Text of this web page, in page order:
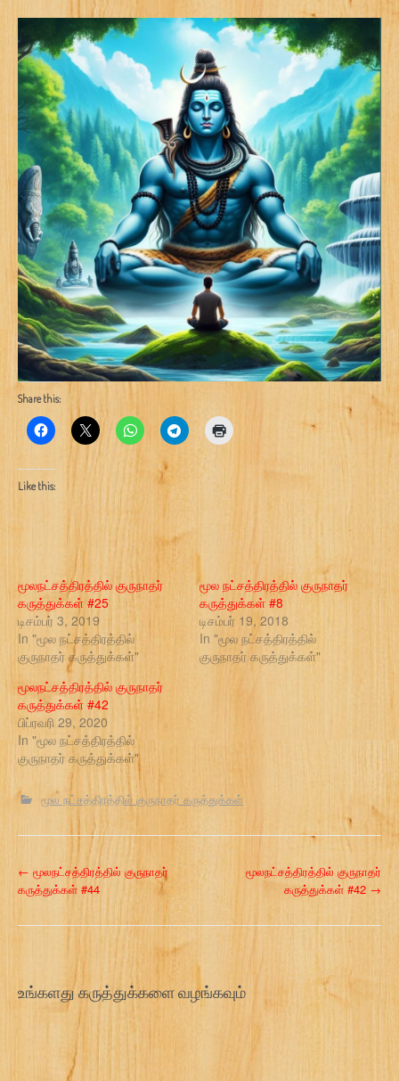
Share this:
Like this:
மூலநட்சத்திரத்தில் குருநாதர்
கருத்துக்கள் #25
டிசம்பர் 3, 2019
In "மூல நட்சத்திரத்தில்
குருநாதர் கருத்துக்கள்"
மூல நட்சத்திரத்தில் குருநாதர்
கருத்துக்கள் #8
டிசம்பர் 19, 2018
In "மூல நட்சத்திரத்தில்
குருநாதர் கருத்துக்கள்"
மூலநட்சத்திரத்தில் குருநாதர்
கருத்துக்கள் #42
பிப்ரவரி 29, 2020
In "மூல நட்சத்திரத்தில்
குருநாதர் கருத்துக்கள்"
மூல நட்சத்திரத்தில் குருநாதர் கருத்துக்கள்
P
n
← மூலநட்சத்திரத்தில் குருநாதர்
கருத்துக்கள் #44
மூலநட்சத்திரத்தில் குருநாதர்
கருத்துக்கள் #42 →
உங்களது கருத்துக்களை வழங்கவும்